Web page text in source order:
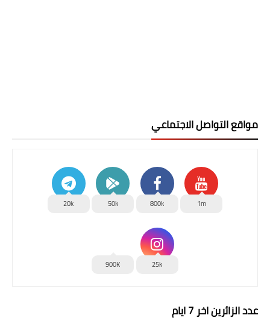
مواقع التواصل الاجتماعي
1m
800k
50k
20k
25k
900K
عدد الزائرين اخر 7 ايام